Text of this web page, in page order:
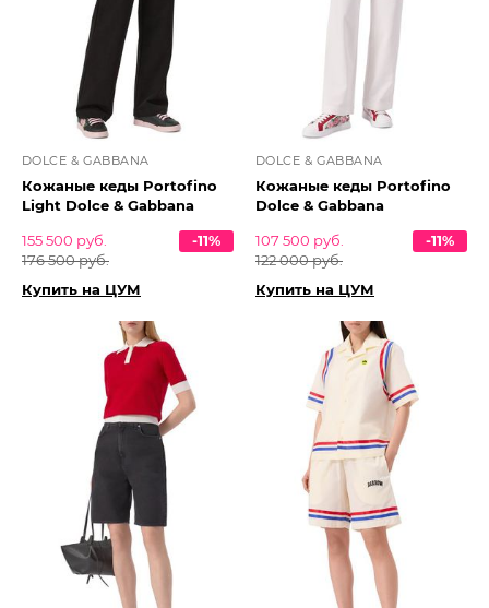
DOLCE & GABBANA
Кожаные кеды Portofino
Light Dolce & Gabbana
155 500 руб.
176 500 руб.
-11%
Купить на ЦУМ
DOLCE & GABBANA
Кожаные кеды Portofino
Dolce & Gabbana
107 500 руб.
122 000 руб.
-11%
Купить на ЦУМ